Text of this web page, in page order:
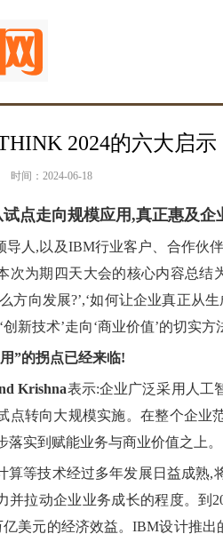
2024的六大启示
时间：2024-06-18
点走向规模应用,真正惠及企
导人,以及IBM行业客户、合作伙
次为期四天大会的核心内容总结
方向发展?’,‘如何让企业真正从
新技术’走向‘商业价值’的切实方
”的拐点已经来临!
Krishna表示:企业广泛采用人工
点转向大规模实施。在整个企业
实到赋能业务与商业价值之上。
算等技术经过多年发展日益成熟,
并拉动企业业务成长的程度。到
美元的经济效益。IBM设计推